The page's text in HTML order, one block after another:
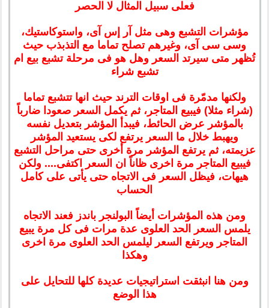
فعلى سبيل المثال لا الحصر
مؤشرات التشبع وهى مثل آر إس آى، واستوكاستيك،
وسى سى آى، وغيرهم تصلح تماما مع التذبذب حيث
تُظهر متى سيرتد السعر وهل هو فى مرحلة تشبع بيع ام
تشبع شراء
ولكنها مدمّرة فى اوقات الترند حيث انها تتشبع تماما
(شراء مثلا) فيبيع المتاجر، ثم يكمل السعر صعودا ضارباً
بالمؤشر عرض الحائط، فيبدأ المؤشر بتعديل نفسه
ويهبط خلال ما السعر يرتفع لكى يستعيد المؤشر
عزيمته، ثم يرتفع المؤشر مرة أخرى حتى مراحل التشبع
فيبيع المتاجر مرة اخرى ظاناً ان السعر اكتفى.... ولكن
هيهات، فيظل السعر فى الاتجاه حتى يأتى على كامل
الحساب
ومن هذه المؤشرات أيضاً البولنجر باندز فعند الاتجاه
يلمس السعر الحد العلوى عدة مرات فى كل مرة يبيع
المتاجر ويرتفع السعر ليلمس الحد العلوى مرة اخرى
وهكذا
ومن هنا انبثقت استراتيجيات عديدة كلها للتحايل على
هذا الوضع